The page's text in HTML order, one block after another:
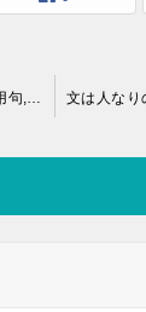
椽大の筆の意味,類義語,慣用句,ことわざとは？